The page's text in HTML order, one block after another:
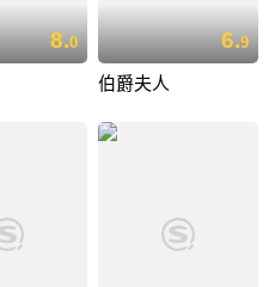
8.0 6.9
伯爵夫人